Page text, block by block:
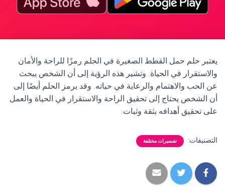
يعتبر حلم حمل القطط الصغيرة في الحلم رمزًا للراحة والأمان
والاستقرار في الحياة. وتشير هذه الرؤية إلى أن الشخص يبحث
عن الحب والاهتمام والرعاية في حياته. وقد يرمز الحلم أيضًا إلى
أن الشخص يحتاج إلى تحقيق الراحة والاستقرار في الحياة والعمل
على تحقيق أهدافه بثقة وثبات.
التصنيفات: تفسيرات مختلفة